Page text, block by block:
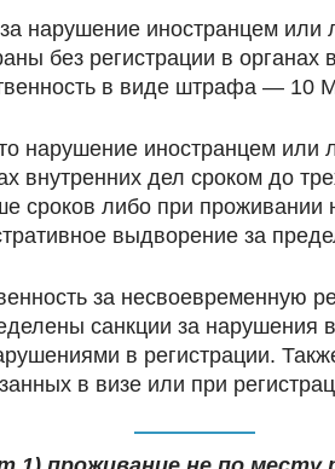
нарушение иностранцем или
без регистрации в органах
в виде штрафа — 10
нарушение иностранцем
дел сроком до
сроков либо при
выдворение за
за несвоевременную
санкции за
в регистрации.
в визе или при